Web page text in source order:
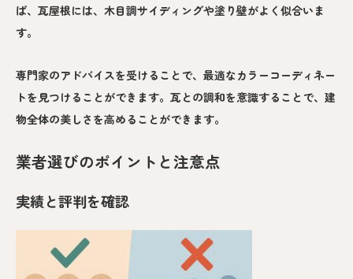
ば、瓦屋根には、木目調サイディングや塗り壁がよく似合いま
す。
専門家のアドバイスを受けることで、最適なカラーコーディネー
トを見つけることができます。瓦との調和を意識することで、建
物全体の美しさを高めることができます。
業者選びのポイントと注意点
実績と評判を確認